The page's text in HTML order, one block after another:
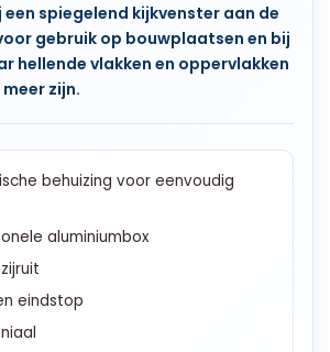
een spiegelend kijkvenster aan de
gebruik op bouwplaatsen en bij
hellende vlakken en oppervlakken
zijn.
behuizing voor eenvoudig
aluminiumbox
eindstop